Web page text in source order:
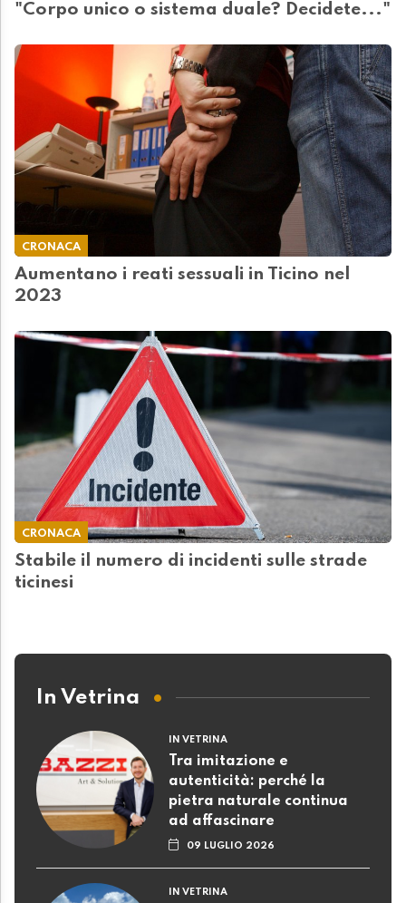
"Corpo unico o sistema duale? Decidete..."
CRONACA
Aumentano i reati sessuali in Ticino nel
2023
CRONACA
Stabile il numero di incidenti sulle strade
ticinesi
In Vetrina
IN VETRINA
Tra imitazione e
autenticità: perché la
pietra naturale continua
ad affascinare
09 LUGLIO 2026
IN VETRINA